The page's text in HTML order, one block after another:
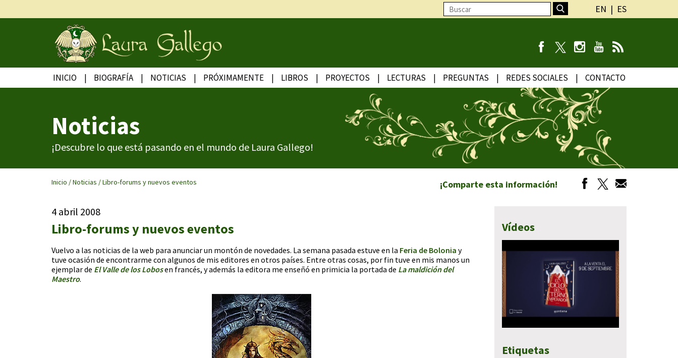
EN ES
INICIO BIOGRAFÍA NOTICIAS PRÓXIMAMENTE LIBROS PROYECTOS LECTURAS PREGUNTAS REDES SOCIALES CONTACTO
Noticias
¡Descubre lo que está pasando en el mundo de Laura Gallego!
Inicio /Noticias /Libro-forums y nuevos eventos ¡Comparte esta información!
4 abril 2008
Libro-forums y nuevos eventos
Vuelvo a las noticias de la web para anunciar un montón de novedades. La semana pasada estuve en la Feria de Bolonia y
tuve ocasión de encontrarme con algunos de mis editores en otros países. Entre otras cosas, por fin tuve en mis manos un
ejemplar de El Valle de los Lobosen francés, y además la editora me enseñó en primicia la portada de La maldición del
Maestro.
Vídeos
Etiquetas